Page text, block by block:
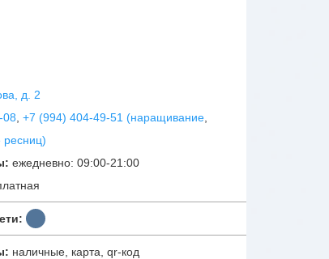
д. 2
08 +7 (994) 404-49-51 (наращивание
ресниц)
ежедневно: 09:00-21:00
наличные, карта, qr-код